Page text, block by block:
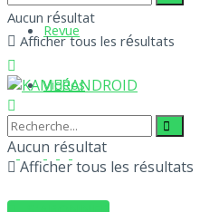
Revue
Vidéos
Aucun résultat
Afficher tous les résultats
Aucun résultat
Afficher tous les résultats